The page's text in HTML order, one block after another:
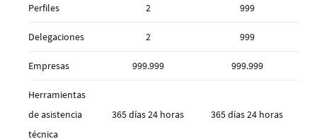
Perfiles 2 999
Delegaciones 2 999
Empresas 999.999 999.999
Herramientas
de asistencia
técnica
365 días 24 horas 365 días 24 horas